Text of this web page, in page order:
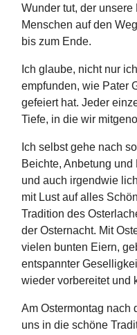
Wunder tut, der
Menschen auf den
bis zum Ende.
Ich glaube, nicht nur
empfunden, wie Pater
gefeiert hat. Jeder
Tiefe, in die wir
Ich selbst gehe nach
Beichte, Anbetung
und auch irgendwie
mit Lust auf alles
Tradition des
der Osternacht. Mit
vielen bunten Eiern,
entspannter
wieder vorbereitet und
Am Ostermontag nach
uns in die schöne